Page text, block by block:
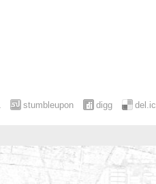
digg
stumbleupon